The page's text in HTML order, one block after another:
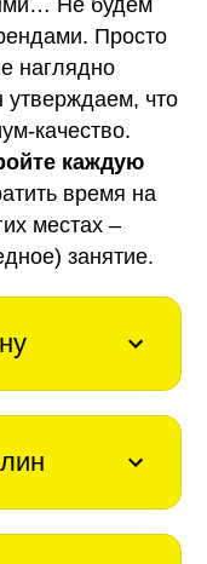
Не будем
Просто
наглядно
что
качество.
каждую
время на
местах –
занятие.